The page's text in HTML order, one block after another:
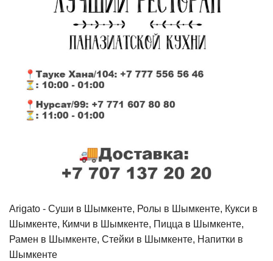
Arigato - Cуши в Шымкенте, Ролы в Шымкенте, Кукси в
Шымкенте, Кимчи в Шымкенте, Пицца в Шымкенте,
Рамен в Шымкенте, Стейки в Шымкенте, Напитки в
Шымкенте